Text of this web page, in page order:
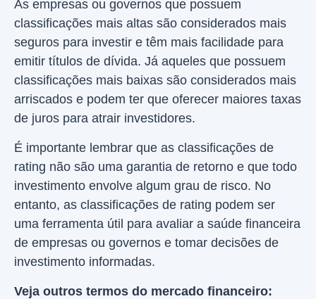
As empresas ou governos que possuem
classificações mais altas são considerados mais
seguros para investir e têm mais facilidade para
emitir títulos de dívida. Já aqueles que possuem
classificações mais baixas são considerados mais
arriscados e podem ter que oferecer maiores taxas
de juros para atrair investidores.
É importante lembrar que as classificações de
rating não são uma garantia de retorno e que todo
investimento envolve algum grau de risco. No
entanto, as classificações de rating podem ser
uma ferramenta útil para avaliar a saúde financeira
de empresas ou governos e tomar decisões de
investimento informadas.
Veja outros termos do mercado financeiro: